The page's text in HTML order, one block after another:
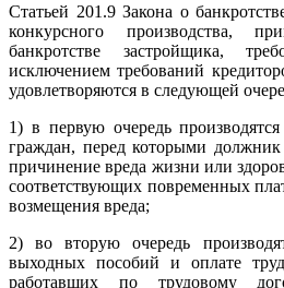
Статьей 201.9 Закона о
конкурсного производства,
банкротстве застройщика,
исключением требований
удовлетворяются в следующей
1) в первую очередь
граждан, перед которыми должник
причинение вреда жизни или
соответствующих повременных
возмещения вреда;
2) во вторую очередь
выходных пособий и оплате
работавших по трудовому